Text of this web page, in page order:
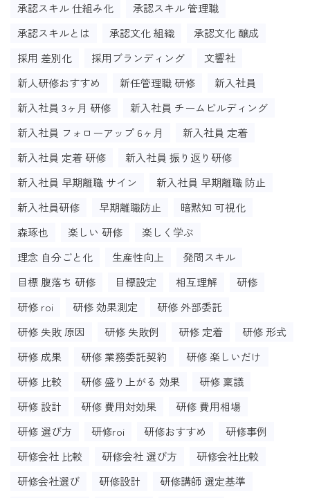
承認スキル 仕組み化
承認スキル 管理職
承認スキルとは
承認文化 組織
承認文化 醸成
採用 差別化
採用ブランディング
文響社
新人研修おすすめ
新任管理職 研修
新入社員
新入社員 3ヶ月 研修
新入社員 チームビルディング
新入社員 フォローアップ 6ヶ月
新入社員 定着
新入社員 定着 研修
新入社員 振り返り研修
新入社員 早期離職 サイン
新入社員 早期離職 防止
新入社員研修
早期離職防止
暗黙知 可視化
森琢也
楽しい 研修
楽しく学ぶ
理念 自分ごと化
生産性向上
発問スキル
目標 腹落ち 研修
目標設定 相互理解
研修
研修 roi
研修 効果測定
研修 外部委託
研修 失敗 原因
研修 失敗例 研修 定着
研修 形式
研修 成果
研修 業務委託契約
研修 楽しいだけ
研修 比較
研修 盛り上がる 効果
研修 稟議
研修 設計
研修 費用対効果
研修 費用相場
研修 選び方
研修roi 研修おすすめ
研修事例
研修会社 比較
研修会社 選び方
研修会社比較
研修会社選び
研修設計
研修講師 選定基準